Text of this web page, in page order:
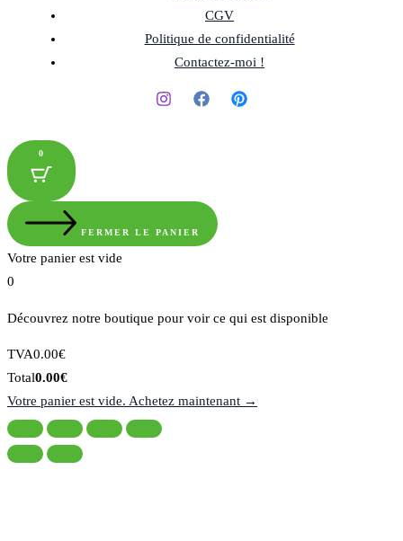
CGV
Politique de confidentialité
Contactez-moi !
0
FERMER LE PANIER
Votre panier est vide
0
Découvrez notre boutique pour voir ce qui est disponible
Montant
de
la
taxe:
TVA0.00€
Total
du
panier:
Total0.00€
Votre panier est vide. Achetez maintenant →